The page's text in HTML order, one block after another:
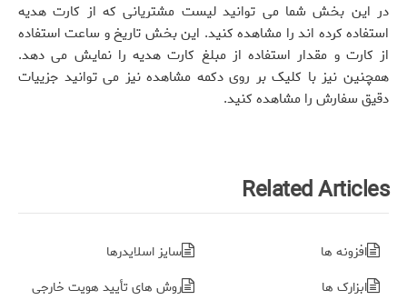
در این بخش شما می توانید لیست مشتریانی که از کارت هدیه
استفاده کرده اند را مشاهده کنید. این بخش تاریخ و ساعت استفاده
از کارت و مقدار استفاده از مبلغ کارت هدیه را نمایش می دهد.
همچنین نیز با کلیک بر روی دکمه مشاهده نیز می توانید جزییات
دقیق سفارش را مشاهده کنید.
Related Articles
سایز اسلایدرها
افزونه ها
روش های تأیید هویت خارجی
ابزارک ها